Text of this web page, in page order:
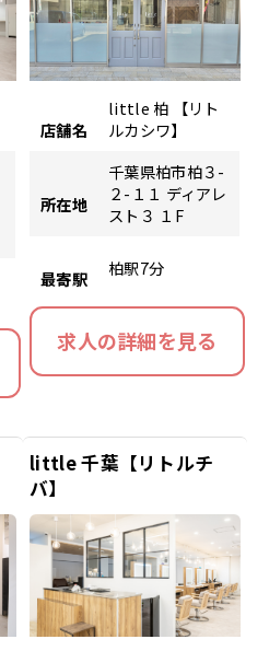
店舗名
little 柏 【リト
ルカシワ】
所在地
千葉県柏市柏３-
２-１１ ディアレ
スト３ １F
最寄駅 柏駅7分
求人の詳細を見る
little 千葉【リトルチ
バ】